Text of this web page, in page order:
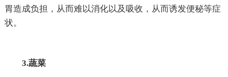
胃造成负担，从而难以消化以及吸收，从而诱发便秘等症
状。
3.蔬菜